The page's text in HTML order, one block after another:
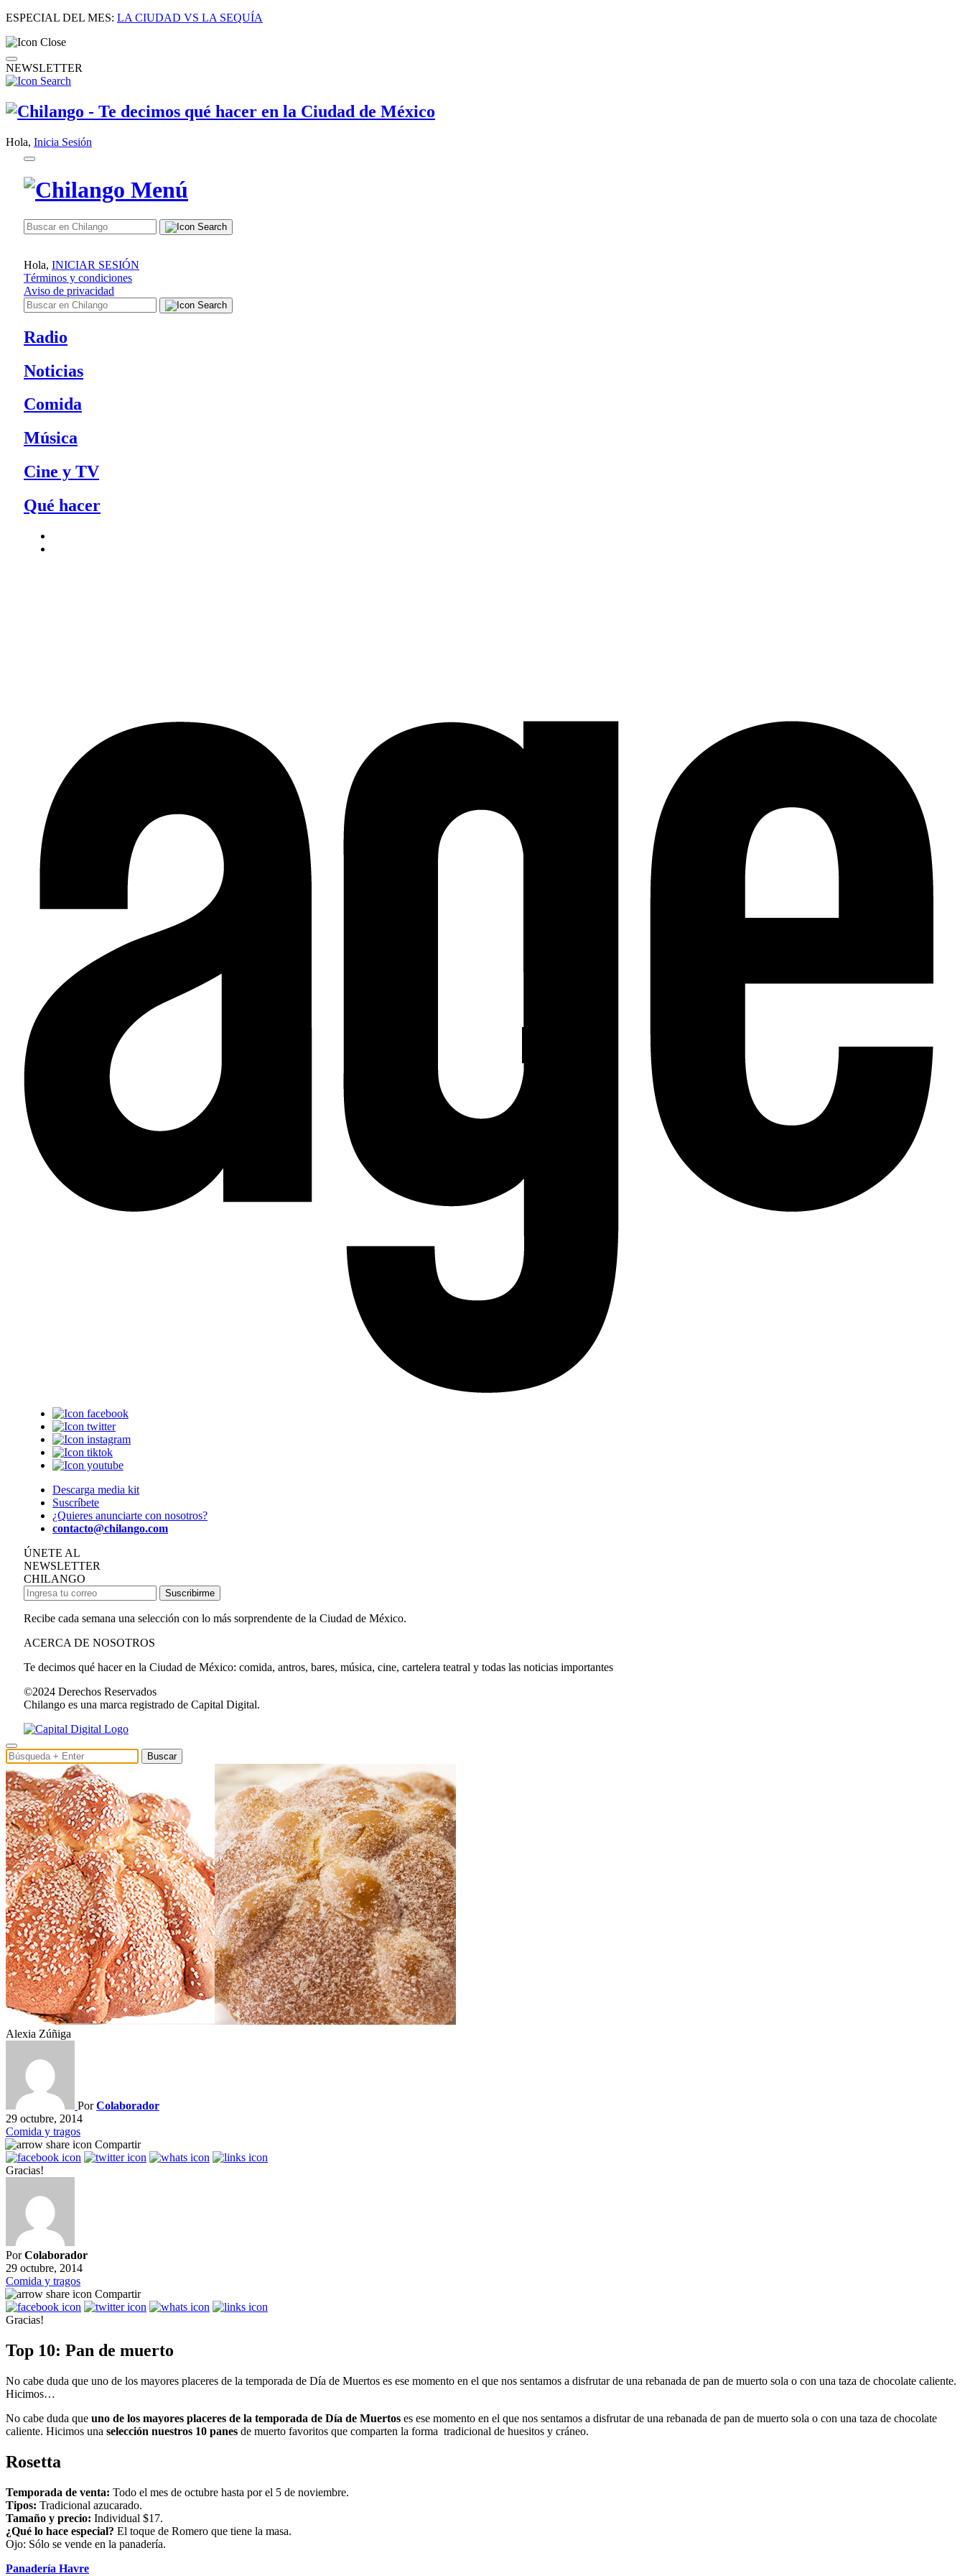
ESPECIAL DEL MES: LA CIUDAD VS LA SEQUÍA
NEWSLETTER
Hola, Inicia Sesión
Hola, INICIAR SESIÓN
Términos y condiciones
Aviso de privacidad
Radio
Noticias
Comida
Música
Cine y TV
Qué hacer
Descarga media kit
Suscríbete
¿Quieres anunciarte con nosotros?
contacto@chilango.com
ÚNETE AL
NEWSLETTER
CHILANGO
Suscribirme
Recibe cada semana una selección con lo más sorprendente de la Ciudad de México.
ACERCA DE NOSOTROS
Te decimos qué hacer en la Ciudad de México: comida, antros, bares, música, cine, cartelera teatral y todas las noticias importantes
©2024 Derechos Reservados
Chilango es una marca registrado de Capital Digital.
Buscar
Alexia Zúñiga
PorColaborador
29 octubre, 2014
Comida y tragos
Compartir
Gracias!
PorColaborador
29 octubre, 2014
Comida y tragos
Compartir
Gracias!
Top 10: Pan de muerto
No cabe duda que uno de los mayores placeres de la temporada de Día de Muertos es ese momento en el que nos sentamos a disfrutar de una rebanada de pan de muerto sola o con una taza de chocolate caliente.
Hicimos…
No cabe duda que uno de los mayores placeres de la temporada de Día de Muertos es ese momento en el que nos sentamos a disfrutar de una rebanada de pan de muerto sola o con una taza de chocolate
caliente. Hicimos una selección nuestros 10 panes de muerto favoritos que comparten la forma tradicional de huesitos y cráneo.
Rosetta
Temporada de venta: Todo el mes de octubre hasta por el 5 de noviembre.
Tipos: Tradicional azucarado.
Tamaño y precio: Individual $17.
¿Qué lo hace especial? El toque de Romero que tiene la masa.
Ojo: Sólo se vende en la panadería.
Panadería Havre